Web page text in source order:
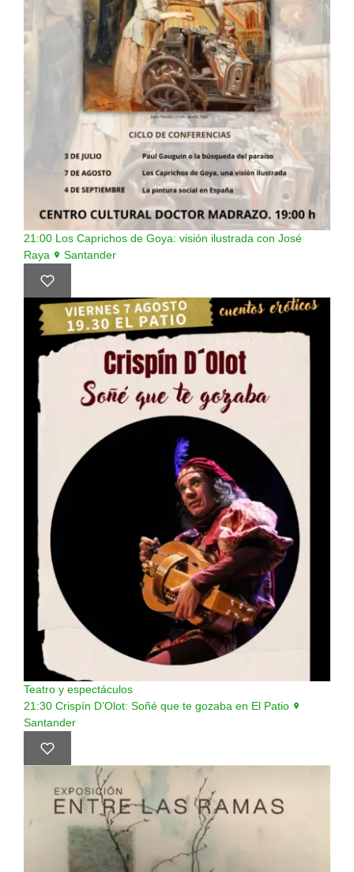
21:00 Los Caprichos de Goya: visión ilustrada con José
Raya
Santander
Teatro y espectáculos
21:30 Crispín D’Olot: Soñé que te gozaba en El Patio
Santander